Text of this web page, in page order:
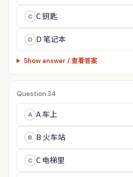
C C 钥匙
D D 笔记本
Show answer / 查看答案
Question 34
A A 车上
B B 火车站
C C 电梯里